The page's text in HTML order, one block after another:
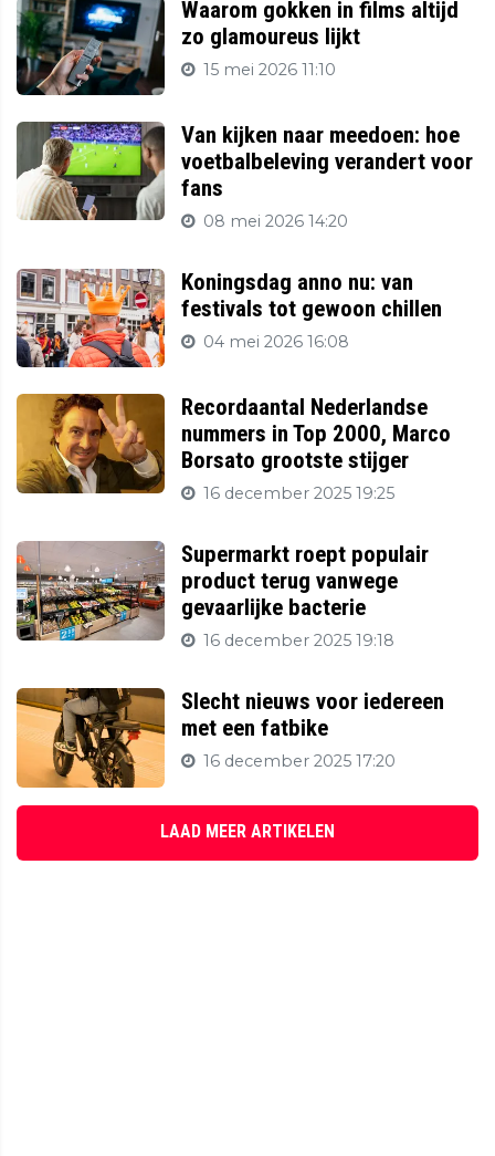
Waarom gokken in films altijd
zo glamoureus lijkt
15 mei 2026 11:10
Van kijken naar meedoen: hoe
voetbalbeleving verandert voor
fans
08 mei 2026 14:20
Koningsdag anno nu: van
festivals tot gewoon chillen
04 mei 2026 16:08
Recordaantal Nederlandse
nummers in Top 2000, Marco
Borsato grootste stijger
16 december 2025 19:25
Supermarkt roept populair
product terug vanwege
gevaarlijke bacterie
16 december 2025 19:18
Slecht nieuws voor iedereen
met een fatbike
16 december 2025 17:20
LAAD MEER ARTIKELEN